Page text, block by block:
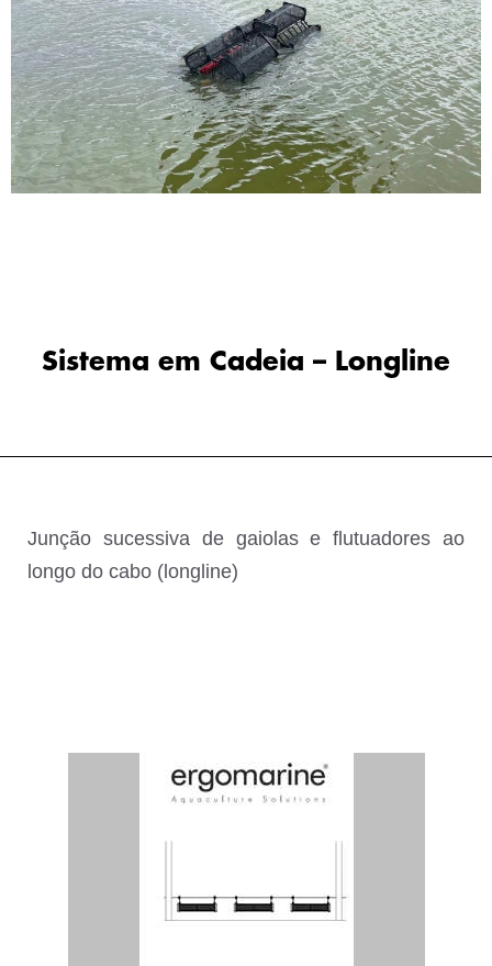
Sistema em Cadeia – Longline
Junção sucessiva de gaiolas e flutuadores ao
longo do cabo (longline)